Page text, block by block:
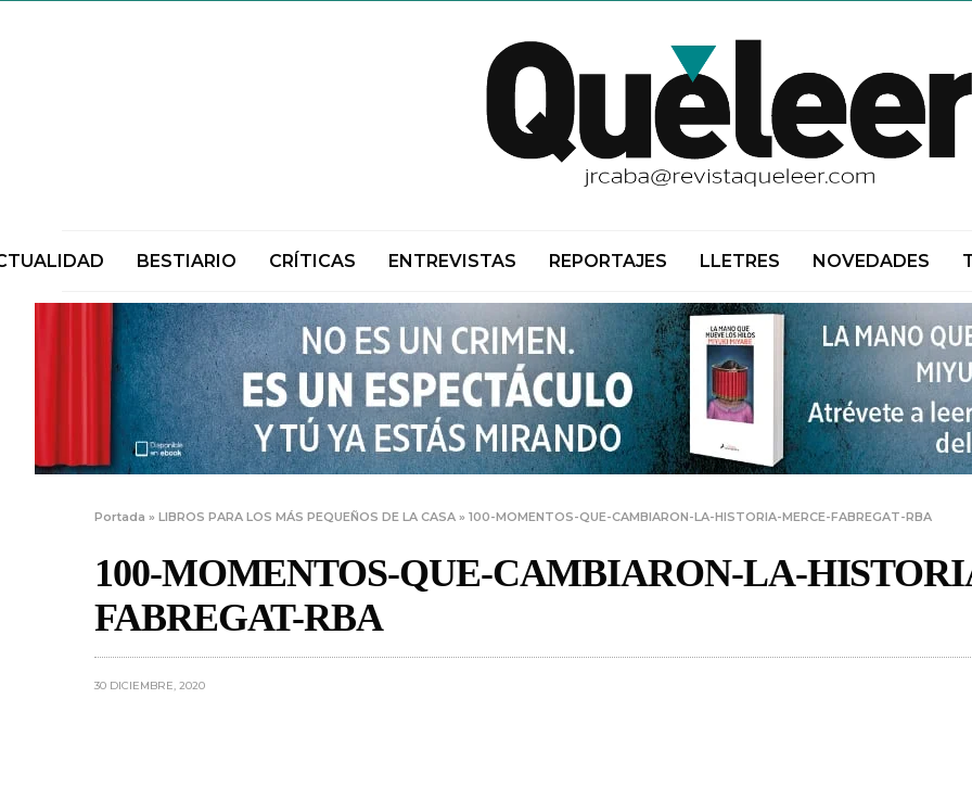
BESTIARIO CRÍTICAS ENTREVISTAS REPORTAJES LLETRES NOVEDADES
Portada »LIBROS PARA LOS MÁS PEQUEÑOS DE LA CASA »100-MOMENTOS-QUE-CAMBIARON-LA-HISTORIA-MERCE-FABREGAT-RBA
100-MOMENTOS-QUE-CAMBIARON-LA-
FABREGAT-RBA
30 DICIEMBRE, 2020